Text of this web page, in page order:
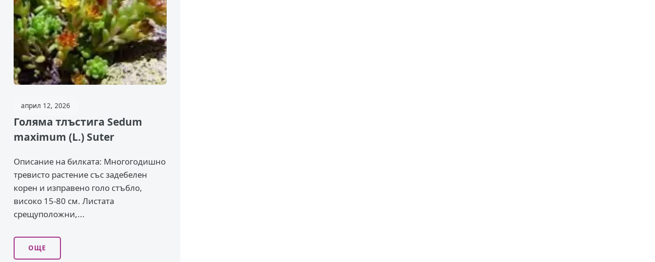
април 12, 2026
Голяма тлъстига Sedum
maximum (L.) Suter
Описание на билката: Многогодишно
тревисто растение със задебелен
корен и изправено го­ло стъбло,
високо 15-80 см. Листата
срещуположни,...
ОЩЕ